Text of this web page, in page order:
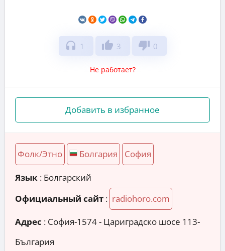
headphones 1 thumb_up 3 thumb_down 0
Не работает?
Добавить в избранное
Фолк/Этно Болгария София
Язык : Болгарский
Официальный сайт : radiohoro.com
Адрес : София-1574 - Цариградско шосе 113-
България